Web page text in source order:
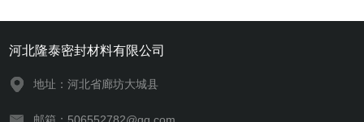
河北隆泰密封材料有限公司
地址：河北省廊坊大城县